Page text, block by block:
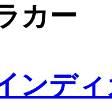
カー
ンデ